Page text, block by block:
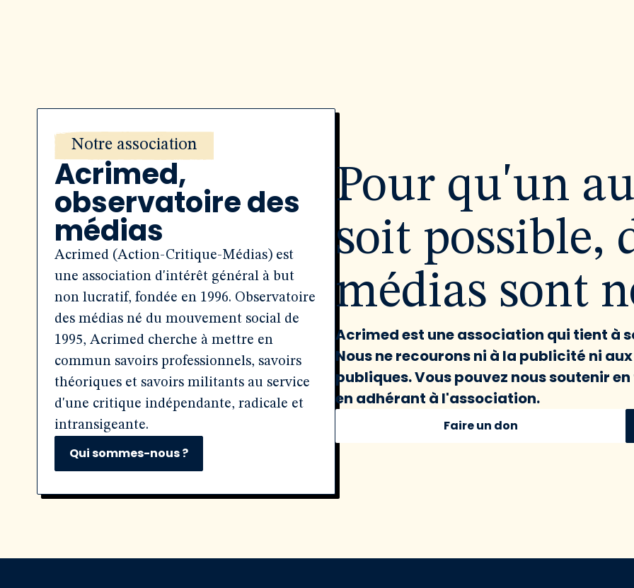
Notre association
Acrimed,
observatoire des
médias
Acrimed (Action-Critique-Médias) est
une association d'intérêt général à but
non lucratif, fondée en 1996. Observatoire
des médias né du mouvement social de
1995, Acrimed cherche à mettre en
commun savoirs professionnels, savoirs
théoriques et savoirs militants au service
d'une critique indépendante, radicale et
intransigeante.
Qui sommes-nous ?
Pour qu'un
soit possible,
médias sont
Acrimed est une association qui tient à
Nous ne recourons ni à la publicité ni
publiques. Vous pouvez nous soutenir
en adhérant à l'association.
Faire un don